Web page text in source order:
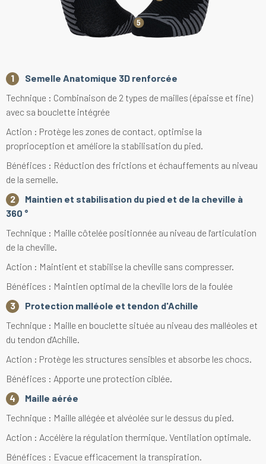
Semelle Anatomique 3D renforcée
Technique : Combinaison de 2 types de mailles (épaisse et fine)
avec sa bouclette intégrée
Action : Protège les zones de contact, optimise la
proprioception et améliore la stabilisation du pied.
Bénéfices : Réduction des frictions et échauffements au niveau
de la semelle.
Maintien et stabilisation du pied et de la cheville à
360 °
Technique : Maille côtelée positionnée au niveau de l'articulation
de la cheville.
Action : Maintient et stabilise la cheville sans compresser.
Bénéfices : Maintien optimal de la cheville lors de la foulée
Protection malléole et tendon d'Achille
Technique : Maille en bouclette située au niveau des malléoles et
du tendon d'Achille.
Action : Protège les structures sensibles et absorbe les chocs.
Bénéfices : Apporte une protection ciblée.
Maille aérée
Technique : Maille allégée et alvéolée sur le dessus du pied.
Action : Accélère la régulation thermique. Ventilation optimale.
Bénéfices : Evacue efficacement la transpiration.